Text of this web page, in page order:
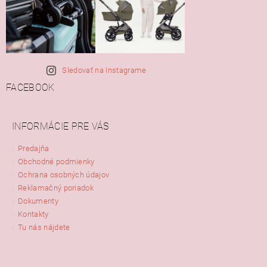
Sledovať na Instagrame
FACEBOOK
INFORMÁCIE PRE VÁS
Predajňa
Obchodné podmienky
Ochrana osobných údajov
Reklamačný poriadok
Dokumenty
Kontakty
Tu nás nájdete